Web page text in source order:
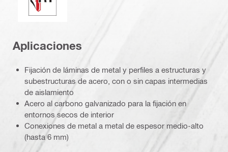
Aplicaciones
Fijación de láminas de metal y perfiles a estructuras y
subestructuras de acero, con o sin capas intermedias
de aislamiento
Acero al carbono galvanizado para la fijación en
entornos secos de interior
Conexiones de metal a metal de espesor medio-alto
(hasta 6 mm)